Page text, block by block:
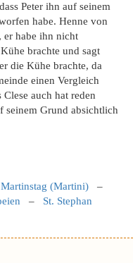
Peter ihn auf seinem
habe. Henne von
er habe ihn nicht
brachte und sagt
die Kühe brachte, da
einen Vergleich
auch hat reden
seinem Grund absichtlich
Martinstag (Martini) –
– St. Stephan